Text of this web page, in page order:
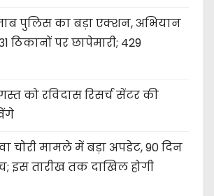
पुलिस का बड़ा एक्शन, अभियान
ठिकानों पर छापेमारी; 429
को रविदास रिसर्च सेंटर की
चोरी मामले में बड़ा अपडेट, 90 दिन
इस तारीख तक दाखिल होगी